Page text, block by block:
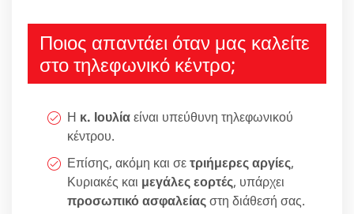
Ποιος απαντάει όταν μας καλείτε
στο τηλεφωνικό κέντρο;
Η κ. Ιουλίαείναι υπεύθυνη τηλεφωνικού
κέντρου.
Επίσης, ακόμη και σετριήμερες αργίες,
Κυριακές και μεγάλες εορτές, υπάρχει
προσωπικό ασφαλείαςστη διάθεσή σας.